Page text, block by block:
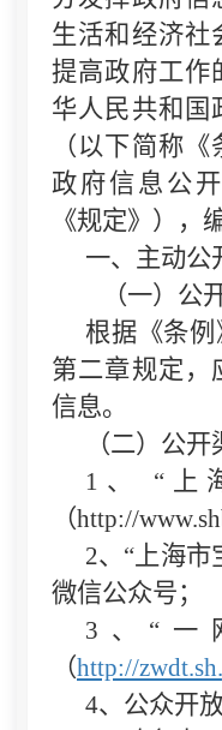
生活和经济社
提高政府工作
华人民共和国
（以下简称
政府信息公
《规定》），
一、主动公
（一）公开
根据《条例
第二章规定，
信息。
（二）公开
1、 “上
（http://
2、“上海市
微信公众号；
3、“一
（http://
4、公众开放